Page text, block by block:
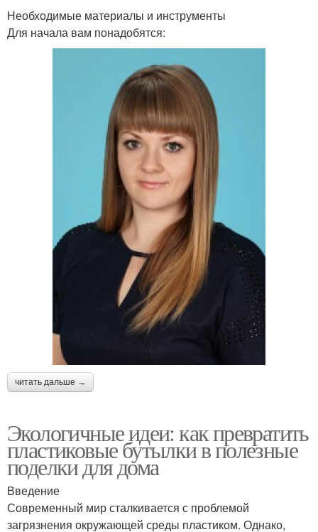
Необходимые материалы и инструменты
Для начала вам понадобятся:
читать дальше →
Экологичные идеи: как превратить
пластиковые бутылки в полезные
поделки для дома
Введение
Современный мир сталкивается с проблемой
загрязнения окружающей среды пластиком. Однако,